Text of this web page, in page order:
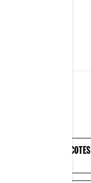
COMPRE TODOS OS PACOTES